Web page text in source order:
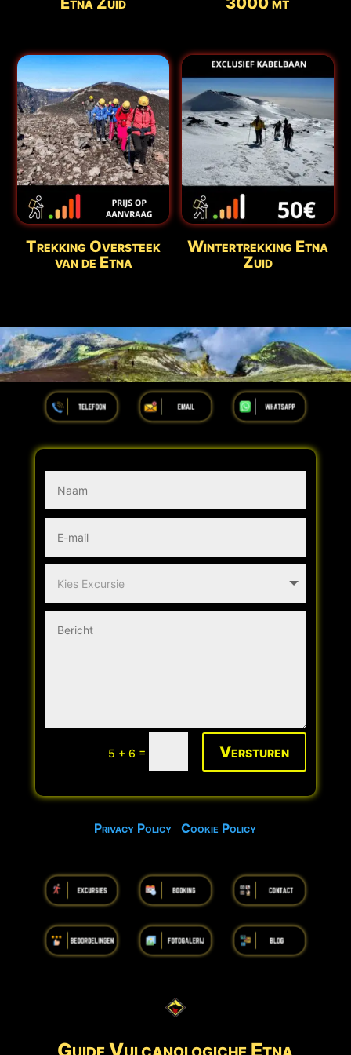
Trekking Oversteek
van de Etna
Wintertrekking Etna
Zuid
5 + 6 = Versturen
Privacy PolicyCookie Policy